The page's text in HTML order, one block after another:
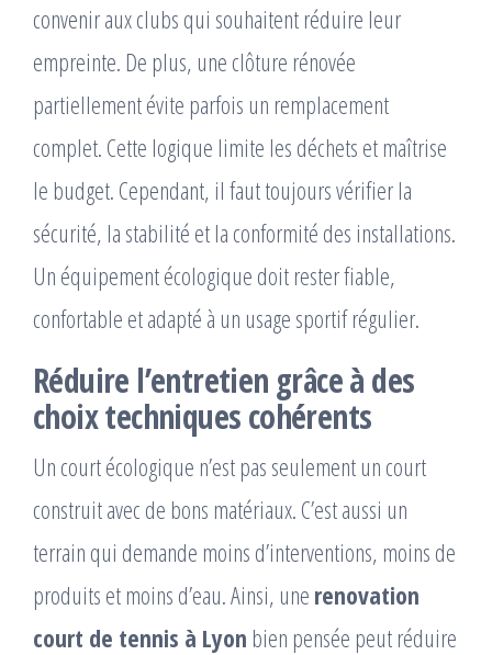
convenir aux clubs qui souhaitent réduire leur
empreinte. De plus, une clôture rénovée
partiellement évite parfois un remplacement
complet. Cette logique limite les déchets et maîtrise
le budget. Cependant, il faut toujours vérifier la
sécurité, la stabilité et la conformité des installations.
Un équipement écologique doit rester fiable,
confortable et adapté à un usage sportif régulier.
Réduire l’entretien grâce à des
choix techniques cohérents
Un court écologique n’est pas seulement un court
construit avec de bons matériaux. C’est aussi un
terrain qui demande moins d’interventions, moins de
produits et moins d’eau. Ainsi, une renovation
court de tennis à Lyon bien pensée peut réduire